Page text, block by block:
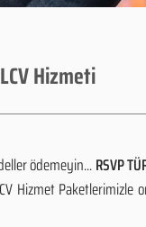
Hizmeti
ödemeyin...RSVP
Hizmet